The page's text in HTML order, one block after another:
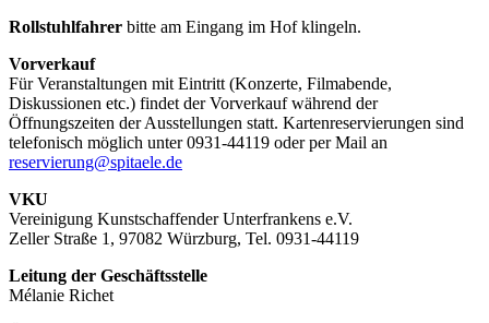
Rollstuhlfahrer bitte am Eingang im Hof klingeln.
Vorverkauf
Für Veranstaltungen mit Eintritt (Konzerte, Filmabende,
Diskussionen etc.) findet der Vorverkauf während der
Öffnungszeiten der Ausstellungen statt. Kartenreservierungen sind
telefonisch möglich unter 0931-44119 oder per Mail an
reservierung@spitaele.de
VKU
Vereinigung Kunstschaffender Unterfrankens e.V.
Zeller Straße 1, 97082 Würzburg, Tel. 0931-44119
Leitung der Geschäftsstelle
Mélanie Richet